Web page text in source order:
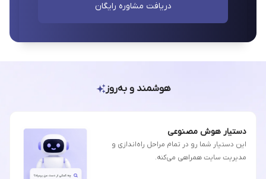
دریافت مشاوره رایگان
هوشمند و به‌روز
دستیار هوش مصنوعی
این دستیار شما رو در تمام مراحل راه‌اندازی و
مدیریت سایت همراهی می‌کنه.